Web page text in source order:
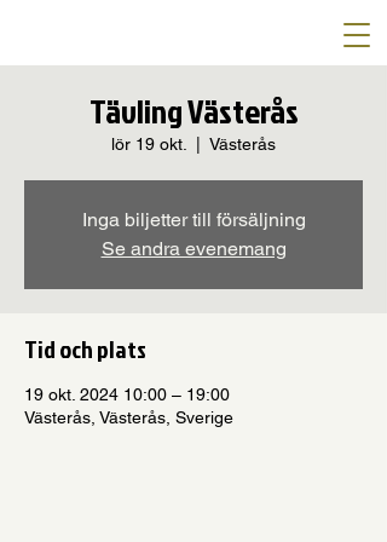
Tävling Västerås
lör 19 okt. Västerås
Inga biljetter till försäljning
Se andra evenemang
Tid och plats
19 okt. 2024 10:00 – 19:00
Västerås, Västerås, Sverige